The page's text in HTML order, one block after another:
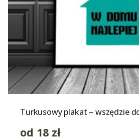
Turkusowy plakat – wszędzie
od 18 zł